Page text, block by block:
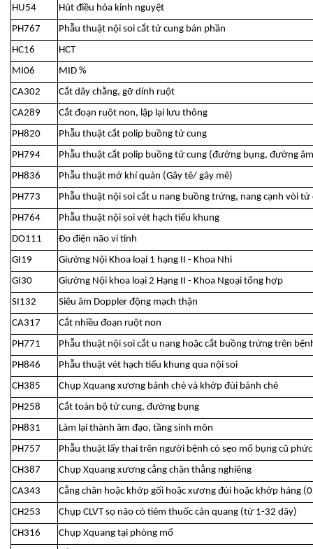
HU54
Hút điều hòa kinh nguyệt
PH767
Phẫu thuật nội soi cắt tử cung bán phần
HC16
HCT
MI06
MID %
CA302
Cắt dây chằng, gỡ dính ruột
CA289
Cắt đoạn ruột non, lập lại lưu thông
PH820
Phẫu thuật cắt polip buồng tử cung
PH794
Phẫu thuật cắt polip buồng tử cung (đường bụng, đường
PH836
Phẫu thuật mở khí quản (Gây tê/ gây mê)
PH773
Phẫu thuật nội soi cắt u nang buồng trứng, nang cạnh vòi tử
PH764
Phẫu thuật nội soi vét hạch tiểu khung
DO111
Đo điện não vi tính
GI19
Giường Nội Khoa loại 1 hạng II - Khoa Nhi
GI30
Giường Nội khoa loại 2 Hạng II - Khoa Ngoại tổng hợp
SI132
Siêu âm Doppler động mạch thận
CA317
Cắt nhiều đoạn ruột non
PH771
Phẫu thuật nội soi cắt u nang hoặc cắt buồng trứng trên
PH846
Phẫu thuật vét hạch tiểu khung qua nội soi
CH385
Chụp Xquang xương bánh chè và khớp đùi bánh chè
PH258
Cắt toàn bộ tử cung, đường bụng
PH831
Làm lại thành âm đạo, tầng sinh môn
PH757
Phẫu thuật lấy thai trên người bệnh có sẹo mổ bụng cũ
CH387
Chụp Xquang xương cẳng chân thẳng nghiêng
CA343
Cẳng chân hoặc khớp gối hoặc xương đùi hoặc khớp háng
CH253
Chụp CLVT sọ não có tiêm thuốc cản quang (từ 1-32 dãy)
CH316
Chụp Xquang tại phòng mổ